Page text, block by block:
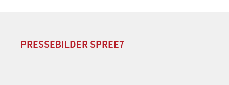
PRESSEBILDER SPREE7